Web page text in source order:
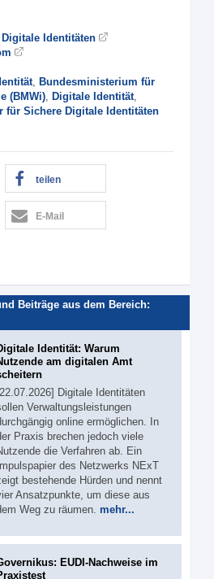
Identitäten
, Bundesministerium für
(BMWi), Digitale Identität,
für Sichere Digitale Identitäten
teilen
E-Mail
Beiträge aus dem Bereich:
Identität: Warum
am digitalen Amt
Digitale Identitäten
Verwaltungsleistungen
online ermöglichen. In
Praxis brechen jedoch viele
die Verfahren ab. Ein
des Netzwerks NExT
bestehende Hürden und nennt
Ansatzpunkte, um diese aus
Weg zu räumen. mehr...
EUDI-Nachweise im